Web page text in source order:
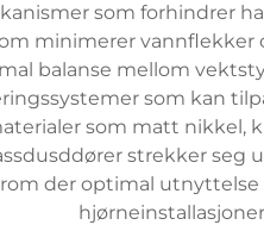
som forhindrer
minimerer vannflekker
balanse mellom
som kan
som matt nikkel,
strekker
der optimal utnyttelse